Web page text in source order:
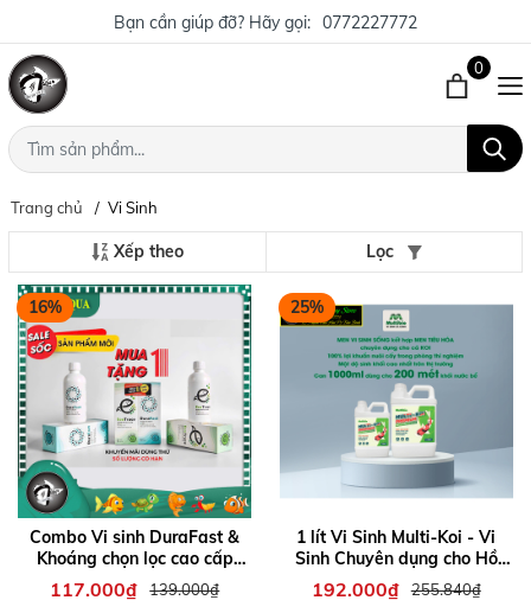
Bạn cần giúp đỡ? Hãy gọi: 0772227772
0
Trang chủ Vi Sinh
Xếp theo Lọc
16%
Combo Vi sinh DuraFast &
Khoáng chọn lọc cao cấp
EcoTrace xử lý độc tố cho hồ
cá. Chai 300ml
117.000₫ 139.000₫
25%
1 lít Vi Sinh Multi-Koi - Vi
Sinh Chuyên dụng cho Hồ
Cá Koi đến từ cty MULTIBIO
192.000₫ 255.840₫